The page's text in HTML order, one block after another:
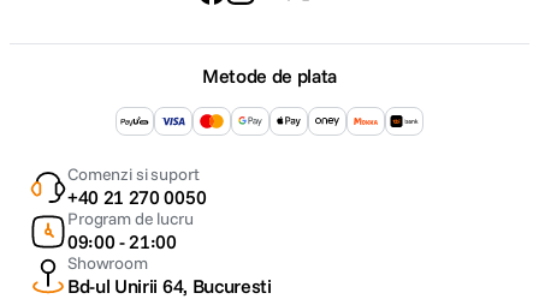
Metode de plata
Comenzi si suport
+40 21 270 0050
Program de lucru
09:00 - 21:00
Showroom
Bd-ul Unirii 64, Bucuresti